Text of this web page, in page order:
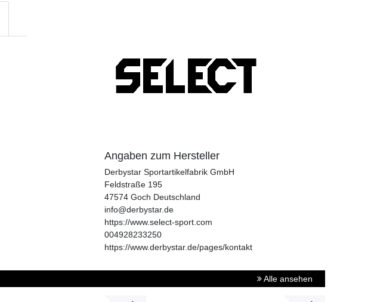
Angaben zum Hersteller
Derbystar Sportartikelfabrik GmbH
Feldstraße 195
47574 Goch Deutschland
info@derbystar.de
https://www.select-sport.com
004928233250
https://www.derbystar.de/pages/kontakt
Alle ansehen